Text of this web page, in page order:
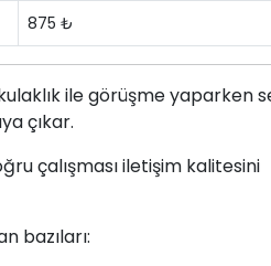
875 ₺
ile görüşme yaparken
çıkar.
çalışması iletişim kalitesini
bazıları: